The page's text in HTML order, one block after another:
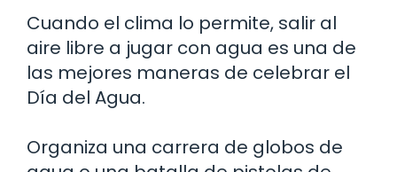
Cuando el clima lo permite, salir al
aire libre a jugar con agua es una de
las mejores maneras de celebrar el
Día del Agua.
Organiza una carrera de globos de